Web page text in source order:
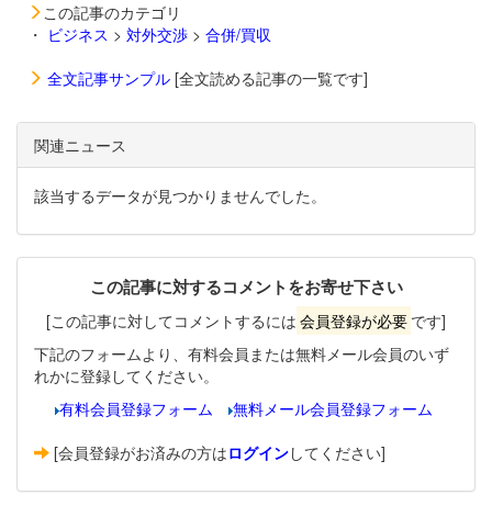
この記事のカテゴリ
・ ビジネス > 対外交渉 > 合併/買収
全文記事サンプル [全文読める記事の一覧です]
関連ニュース
該当するデータが見つかりませんでした。
この記事に対するコメントをお寄せ下さい
[この記事に対してコメントするには 会員登録が必要 です]
下記のフォームより、有料会員または無料メール会員のいず
れかに登録してください。
有料会員登録フォーム
無料メール会員登録フォーム
[会員登録がお済みの方はログインしてください]